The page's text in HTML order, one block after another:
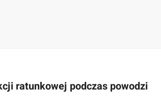
ratunkowej podczas powodzi